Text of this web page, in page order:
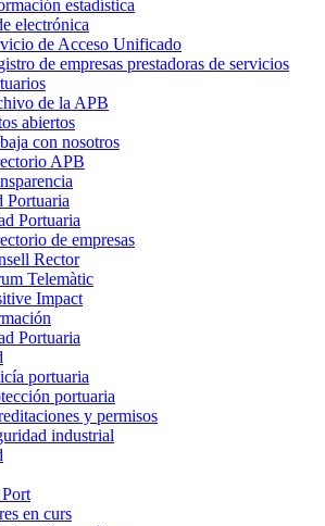
estadística
electrónica
de Acceso Unificado
de empresas prestadoras de servicios
de la APB
abiertos
con nosotros
APB
Portuaria
Portuaria
de empresas
Rector
Telemàtic
Impact
Portuaria
portuaria
portuaria
y permisos
industrial
en curs